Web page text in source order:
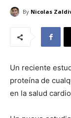
By Nicolas
Un reciente
proteína de
en la salud